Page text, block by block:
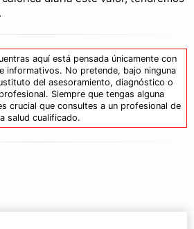
aquí está pensada únicamente con
informativos. No pretende, bajo ninguna
del asesoramiento, diagnóstico o
Siempre que tengas alguna
crucial que consultes a un profesional de
salud cualificado.